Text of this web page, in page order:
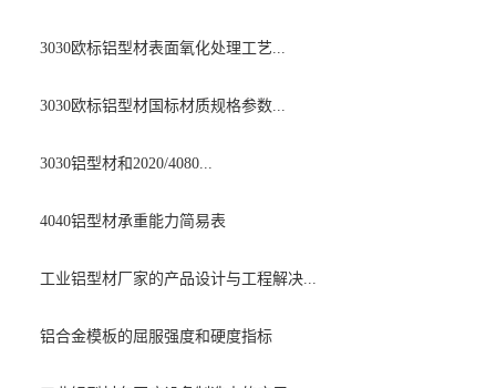
3030欧标铝型材表面氧化处理工艺...
3030欧标铝型材国标材质规格参数...
3030铝型材和2020/4080...
4040铝型材承重能力简易表
工业铝型材厂家的产品设计与工程解决...
铝合金模板的屈服强度和硬度指标